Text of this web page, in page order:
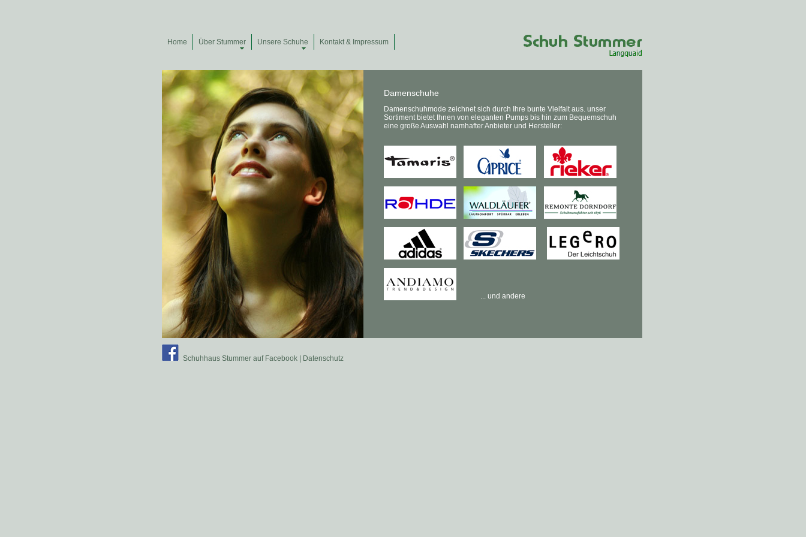
Home Über Stummer Unsere Schuhe Kontakt & Impressum
Damenschuhe
Damenschuhmode zeichnet sich durch Ihre bunte Vielfalt aus. unser
Sortiment bietet Ihnen von eleganten Pumps bis hin zum Bequemschuh
eine große Auswahl namhafter Anbieter und Hersteller:
... und andere
Schuhhaus Stummer auf Facebook | Datenschutz